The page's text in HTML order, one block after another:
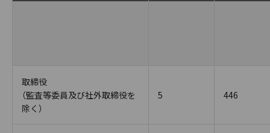
取締役
（監査等委員及び社外取締役を
除く）
5 446